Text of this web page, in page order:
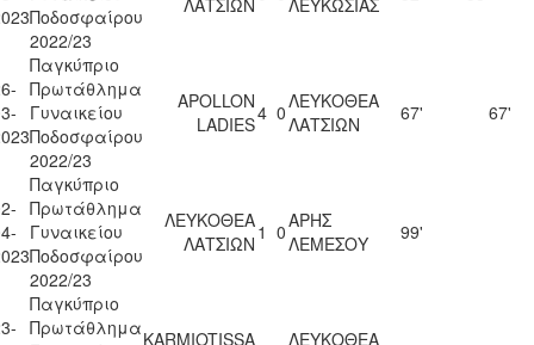
Ποδοσφαίρου
2022/23
Παγκύπριο
Πρωτάθλημα
Γυναικείου
Ποδοσφαίρου
2022/23
APOLLON
LADIES4 0ΛΕΥΚΟΘΕΑ
ΛΑΤΣΙΩΝ
67' 67'
Παγκύπριο
Πρωτάθλημα
Γυναικείου
Ποδοσφαίρου
2022/23
ΛΕΥΚΟΘΕΑ
ΛΑΤΣΙΩΝ 1 0ΑΡΗΣ
ΛΕΜΕΣΟΥ
99'
Παγκύπριο
ΠρωτάθλημαKARMIOTISSA
ΛΕΥΚΟΘΕΑ